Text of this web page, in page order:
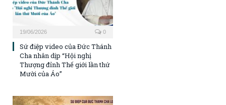
19/06/2026 0
Sứ điệp video của Đức Thánh
Cha nhân dịp “Hội nghị
Thượng đỉnh Thế giới lần thứ
Mười của Áo”